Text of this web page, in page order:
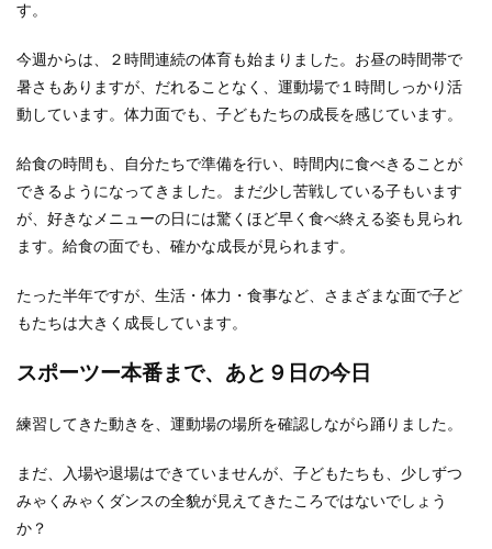
す。
今週からは、２時間連続の体育も始まりました。お昼の時間帯で
暑さもありますが、だれることなく、運動場で１時間しっかり活
動しています。体力面でも、子どもたちの成長を感じています。
給食の時間も、自分たちで準備を行い、時間内に食べきることが
できるようになってきました。まだ少し苦戦している子もいます
が、好きなメニューの日には驚くほど早く食べ終える姿も見られ
ます。給食の面でも、確かな成長が見られます。
たった半年ですが、生活・体力・食事など、さまざまな面で子ど
もたちは大きく成長しています。
スポーツー本番まで、あと９日の今日
練習してきた動きを、運動場の場所を確認しながら踊りました。
まだ、入場や退場はできていませんが、子どもたちも、少しずつ
みゃくみゃくダンスの全貌が見えてきたころではないでしょう
か？